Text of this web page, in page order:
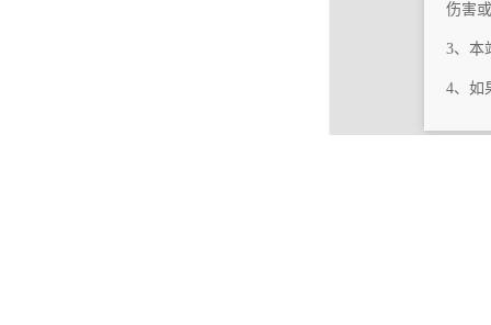
伤害
3、本
4、如